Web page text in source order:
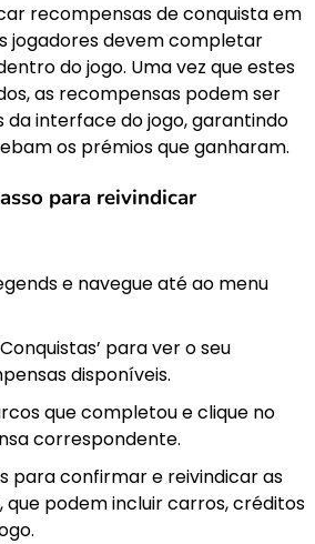
recompensas de conquista em
jogadores devem completar
do jogo. Uma vez que estes
as recompensas podem ser
da interface do jogo, garantindo
os prémios que ganharam.
para reivindicar
e navegue até ao menu
para ver o seu
disponíveis.
que completou e clique no
correspondente.
para confirmar e reivindicar as
que podem incluir carros, créditos